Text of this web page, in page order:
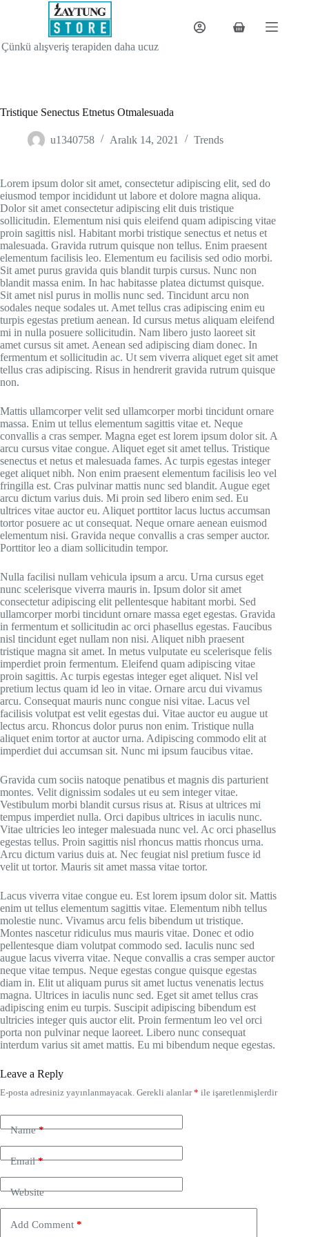
Çünkü alışveriş terapiden daha ucuz
Shopping
Tristique Senectus Etnetus Otmalesuada
u1340758 Aralık 14, 2021 Trends
Lorem ipsum dolor sit amet, consectetur adipiscing elit, sed do
eiusmod tempor incididunt ut labore et dolore magna aliqua.
Dolor sit amet consectetur adipiscing elit duis tristique
sollicitudin. Elementum nisi quis eleifend quam adipiscing vitae
proin sagittis nisl. Habitant morbi tristique senectus et netus et
malesuada. Gravida rutrum quisque non tellus. Enim praesent
elementum facilisis leo. Elementum eu facilisis sed odio morbi.
Sit amet purus gravida quis blandit turpis cursus. Nunc non
blandit massa enim. In hac habitasse platea dictumst quisque.
Sit amet nisl purus in mollis nunc sed. Tincidunt arcu non
sodales neque sodales ut. Amet tellus cras adipiscing enim eu
turpis egestas pretium aenean. Id cursus metus aliquam eleifend
mi in nulla posuere sollicitudin. Nam libero justo laoreet sit
amet cursus sit amet. Aenean sed adipiscing diam donec. In
fermentum et sollicitudin ac. Ut sem viverra aliquet eget sit amet
tellus cras adipiscing. Risus in hendrerit gravida rutrum quisque
non.
Mattis ullamcorper velit sed ullamcorper morbi tincidunt ornare
massa. Enim ut tellus elementum sagittis vitae et. Neque
convallis a cras semper. Magna eget est lorem ipsum dolor sit. A
arcu cursus vitae congue. Aliquet eget sit amet tellus. Tristique
senectus et netus et malesuada fames. Ac turpis egestas integer
eget aliquet nibh. Non enim praesent elementum facilisis leo vel
fringilla est. Cras pulvinar mattis nunc sed blandit. Augue eget
arcu dictum varius duis. Mi proin sed libero enim sed. Eu
ultrices vitae auctor eu. Aliquet porttitor lacus luctus accumsan
tortor posuere ac ut consequat. Neque ornare aenean euismod
elementum nisi. Gravida neque convallis a cras semper auctor.
Porttitor leo a diam sollicitudin tempor.
Nulla facilisi nullam vehicula ipsum a arcu. Urna cursus eget
nunc scelerisque viverra mauris in. Ipsum dolor sit amet
consectetur adipiscing elit pellentesque habitant morbi. Sed
ullamcorper morbi tincidunt ornare massa eget egestas. Gravida
in fermentum et sollicitudin ac orci phasellus egestas. Faucibus
nisl tincidunt eget nullam non nisi. Aliquet nibh praesent
tristique magna sit amet. In metus vulputate eu scelerisque felis
imperdiet proin fermentum. Eleifend quam adipiscing vitae
proin sagittis. Ac turpis egestas integer eget aliquet. Nisl vel
pretium lectus quam id leo in vitae. Ornare arcu dui vivamus
arcu. Consequat mauris nunc congue nisi vitae. Lacus vel
facilisis volutpat est velit egestas dui. Vitae auctor eu augue ut
lectus arcu. Rhoncus dolor purus non enim. Tristique nulla
aliquet enim tortor at auctor urna. Adipiscing commodo elit at
imperdiet dui accumsan sit. Nunc mi ipsum faucibus vitae.
Gravida cum sociis natoque penatibus et magnis dis parturient
montes. Velit dignissim sodales ut eu sem integer vitae.
Vestibulum morbi blandit cursus risus at. Risus at ultrices mi
tempus imperdiet nulla. Orci dapibus ultrices in iaculis nunc.
Vitae ultricies leo integer malesuada nunc vel. Ac orci phasellus
egestas tellus. Proin sagittis nisl rhoncus mattis rhoncus urna.
Arcu dictum varius duis at. Nec feugiat nisl pretium fusce id
velit ut tortor. Mauris sit amet massa vitae tortor.
Lacus viverra vitae congue eu. Est lorem ipsum dolor sit. Mattis
enim ut tellus elementum sagittis vitae. Elementum nibh tellus
molestie nunc. Vivamus arcu felis bibendum ut tristique.
Montes nascetur ridiculus mus mauris vitae. Donec et odio
pellentesque diam volutpat commodo sed. Iaculis nunc sed
augue lacus viverra vitae. Neque convallis a cras semper auctor
neque vitae tempus. Neque egestas congue quisque egestas
diam in. Elit ut aliquam purus sit amet luctus venenatis lectus
magna. Ultrices in iaculis nunc sed. Eget sit amet tellus cras
adipiscing enim eu turpis. Suscipit adipiscing bibendum est
ultricies integer quis auctor elit. Proin fermentum leo vel orci
porta non pulvinar neque laoreet. Libero nunc consequat
interdum varius sit amet mattis. Eu mi bibendum neque egestas.
Leave a Reply
E-posta adresiniz yayınlanmayacak. Gerekli alanlar* ile işaretlenmişlerdir
Name*
Email*
Website
Add Comment *